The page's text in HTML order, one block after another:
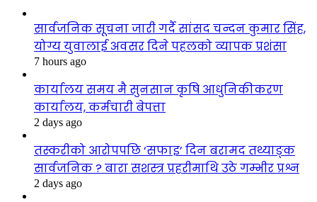
सार्वजनिक सूचना जारी गर्दै सांसद चन्दन कुमार सिंह,
योग्य युवालाई अवसर दिने पहलको व्यापक प्रशंसा
7 hours ago
कार्यालय समय मै सुनसान कृषि आधुनिकीकरण
कार्यालय, कर्मचारी बेपत्ता
2 days ago
तस्करीको आरोपपछि ‘सफाइ’ दिन बरामद तथ्याङ्क
सार्वजनिक ? बारा सशस्त्र प्रहरीमाथि उठे गम्भीर प्रश्न
2 days ago